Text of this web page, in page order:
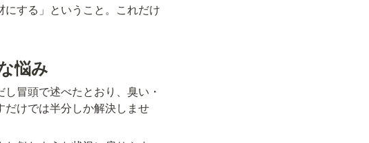
する」ということ。これだけ
悩み
冒頭で述べたとおり、臭い・
けでは半分しか解決しませ